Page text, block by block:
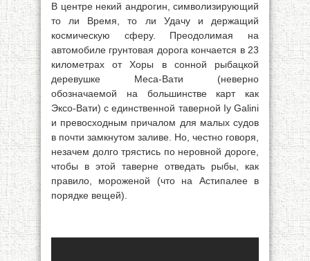
В центре некий андрогин, символизирующий
то ли Время, то ли Удачу и держащий
космическую сферу. Преодолимая на
автомобиле грунтовая дорога кончается в 23
километрах от Хоры в сонной рыбацкой
деревушке Меса-Вати (неверно
обозначаемой на большинстве карт как
Эксо-Вати) с единственной таверной Iy Galini
и превосходным причалом для малых судов
в почти замкнутом заливе. Но, честно говоря,
незачем долго трястись по неровной дороге,
чтобы в этой таверне отведать рыбы, как
правило, мороженой (что на Астипалее в
порядке вещей).